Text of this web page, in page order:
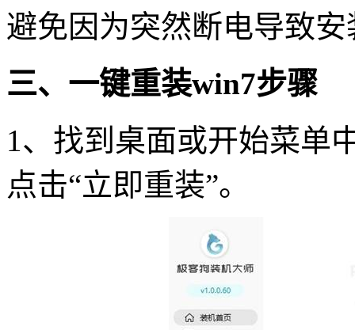
避免因为突然断电导致
三、一键重装win7步骤
1 、找到桌面或开始菜单
点击“立即重装”。